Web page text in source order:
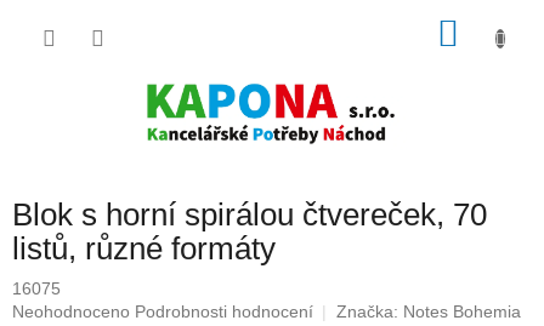
Blok s horní spirálou čtvereček, 70
listů, různé formáty
16075
Průměrné
Neohodnoceno Podrobnosti hodnocení Značka: Notes Bohemia